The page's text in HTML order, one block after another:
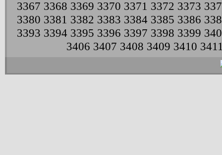
3367 3368 3369 3370 3371 3372 3373
3380 3381 3382 3383 3384 3385 3386
3393 3394 3395 3396 3397 3398 3399
3406 3407 3408 3409 3410